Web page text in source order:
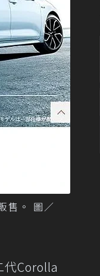
售。 圖／
代Corolla